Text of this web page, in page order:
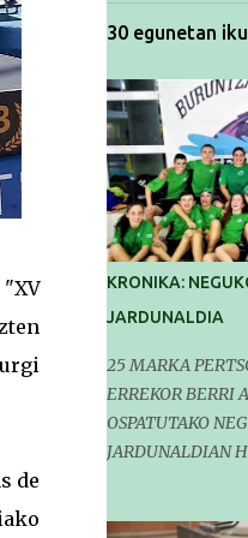
de
30 egunetan
KRONIKA:
JARDUNALDIA
25 MARKA
ERREKOR BERRI
OSPATUTAKO
JARDUNALDIAN